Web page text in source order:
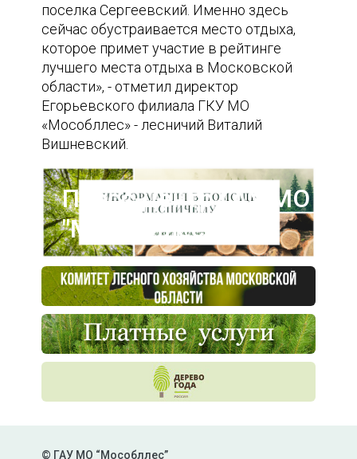
поселка Сергеевский. Именно здесь
сейчас обустраивается место отдыха,
которое примет участие в рейтинге
лучшего места отдыха в Московской
области», - отметил директор
Егорьевского филиала ГКУ МО
«Мособллес» - лесничий Виталий
Вишневский.
Пресс-центр ГАУ МО
"Мособллес"
© ГАУ МО “Мособллес”